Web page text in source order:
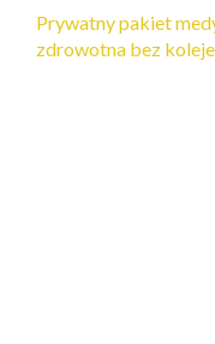
Prywatny pakiet
zdrowotna bez